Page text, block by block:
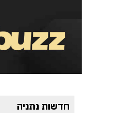
חדשות נתניה